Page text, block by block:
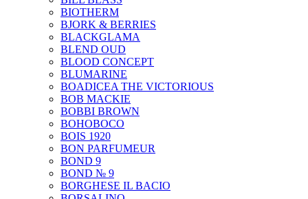
BIOTHERM
BJORK & BERRIES
BLACKGLAMA
BLEND OUD
BLOOD CONCEPT
BLUMARINE
BOADICEA THE VICTORIOUS
BOB MACKIE
BOBBI BROWN
BOHOBOCO
BOIS 1920
BON PARFUMEUR
BOND 9
BOND № 9
BORGHESE IL BACIO